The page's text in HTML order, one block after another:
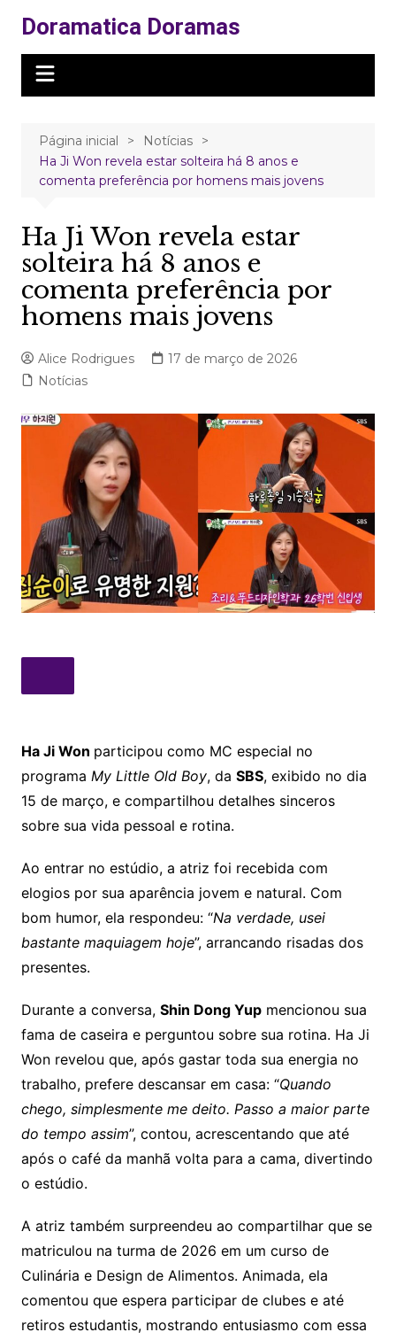
para
conteúdo
Doramatica Doramas
Página inicial
Notícias
Ha Ji Won revela estar solteira há 8 anos e
comenta preferência por homens mais jovens
Ha Ji Won revela estar
solteira há 8 anos e
comenta preferência por
homens mais jovens
Alice Rodrigues
17 de março de 2026
Notícias
Ha Ji Won participou como MC especial no
programa My Little Old Boy, da SBS, exibido no dia
15 de março, e compartilhou detalhes sinceros
sobre sua vida pessoal e rotina.
Ao entrar no estúdio, a atriz foi recebida com
elogios por sua aparência jovem e natural. Com
bom humor, ela respondeu: “Na verdade, usei
bastante maquiagem hoje”, arrancando risadas dos
presentes.
Durante a conversa, Shin Dong Yupmencionou sua
fama de caseira e perguntou sobre sua rotina. Ha Ji
Won revelou que, após gastar toda sua energia no
trabalho, prefere descansar em casa: “Quando
chego, simplesmente me deito. Passo a maior parte
do tempo assim”, contou, acrescentando que até
após o café da manhã volta para a cama, divertindo
o estúdio.
A atriz também surpreendeu ao compartilhar que se
matriculou na turma de 2026 em um curso de
Culinária e Design de Alimentos. Animada, ela
comentou que espera participar de clubes e até
retiros estudantis, mostrando entusiasmo com essa